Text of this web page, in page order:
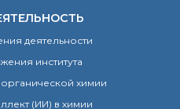
деятельности
института
химии
(ИИ) в химии